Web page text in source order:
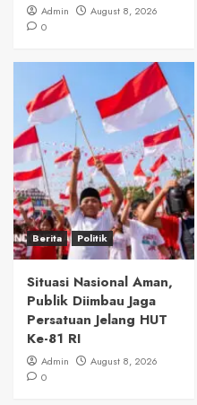
Admin
August 8, 2026
0
Berita Politik
Situasi Nasional Aman,
Publik Diimbau Jaga
Persatuan Jelang HUT
Ke-81 RI
Admin
August 8, 2026
0